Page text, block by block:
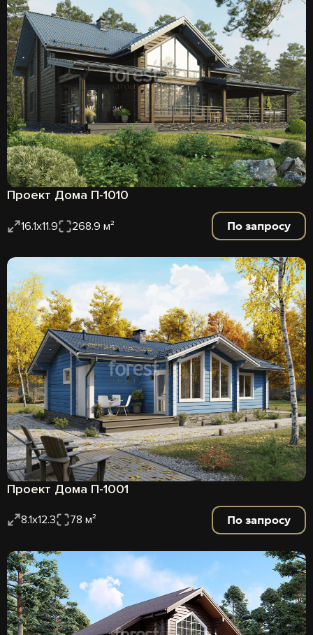
Проект Дома П-1010
16.1x11.9 268.9 м² По запросу
Проект Дома П-1001
8.1х12.3 78 м² По запросу